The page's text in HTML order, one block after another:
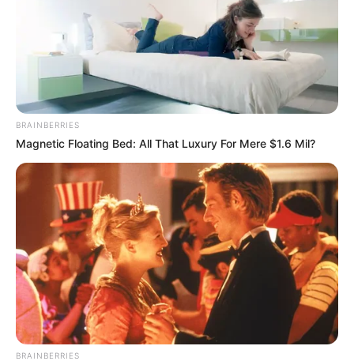
BRAINBERRIES
Magnetic Floating Bed: All That Luxury For Mere $1.6 Mil?
BRAINBERRIES